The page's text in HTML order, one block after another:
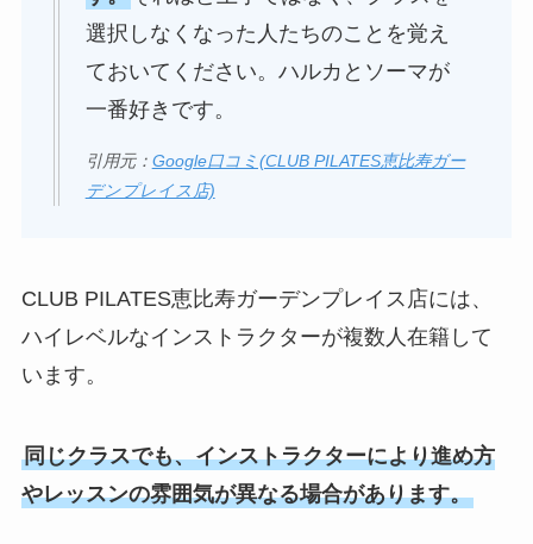
選択しなくなった人たちのことを覚え
ておいてください。ハルカとソーマが
一番好きです。
引用元： Google口コミ(CLUB PILATES恵比寿ガー
デンプレイス店)
CLUB PILATES恵比寿ガーデンプレイス店には、
ハイレベルなインストラクターが複数人在籍して
います。
同じクラスでも、インストラクターにより進め方
やレッスンの雰囲気が異なる場合があります。